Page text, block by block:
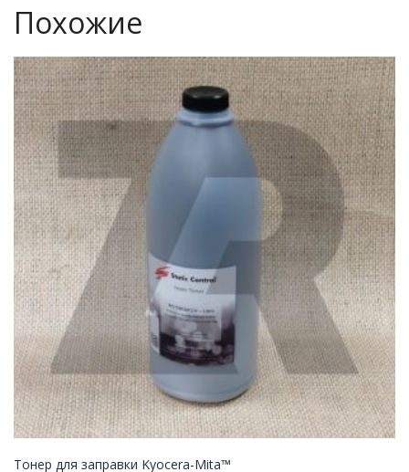
Похожие
Тонер для заправки Kyocera-Mita™